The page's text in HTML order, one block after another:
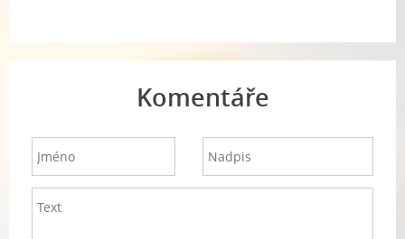
Komentáře